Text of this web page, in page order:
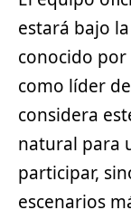
estará bajo
conocido
como líder de
considera
natural para
participar,
escenarios